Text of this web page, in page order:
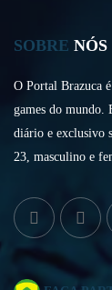
SOBRE NÓS
O Portal Brazuca
games do mundo.
diário e exclusivo
23, masculino e